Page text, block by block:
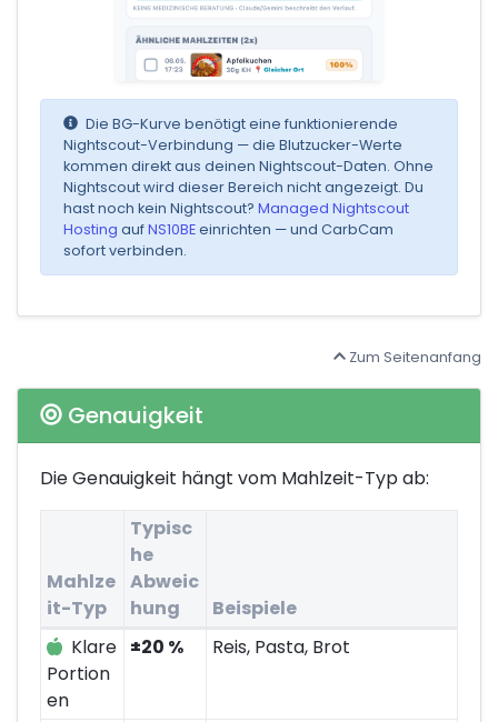
Die BG-Kurve benötigt eine funktionierende
Nightscout-Verbindung — die Blutzucker-Werte
kommen direkt aus deinen Nightscout-Daten. Ohne
Nightscout wird dieser Bereich nicht angezeigt. Du
hast noch kein Nightscout? Managed Nightscout
Hosting aufNS10BEeinrichten — und CarbCam
sofort verbinden.
Zum Seitenanfang
Genauigkeit
Die Genauigkeit hängt vom Mahlzeit-Typ ab:
Genauigkeit nach Mahlzeit-Typ
Mahlze
it-Typ
Typisc
he
Abweic
hung
Beispiele
Klare
Portion
en
±20 % Reis, Pasta, Brot